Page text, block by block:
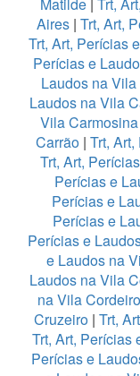
Matilde| Trt,
Aires | Trt, Art,
Trt, Art, Perícias
Perícias e
Laudos na
Laudos na Vila
Vila Carmosina
Carrão| Trt,
Trt, Art,
Perícias e
Perícias e
Perícias e
Perícias e
e Laudos na
Laudos na Vila
na Vila Cordeiro
Cruzeiro | Trt,
Trt, Art, Perícias
Perícias e